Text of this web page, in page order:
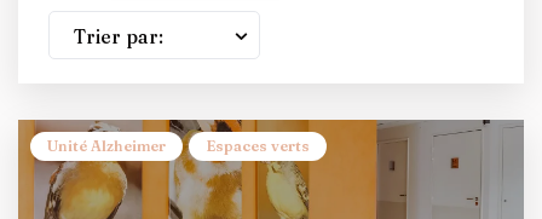
Trier par:
Unité Alzheimer Espaces verts